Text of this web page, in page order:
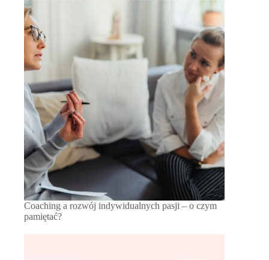
Coaching a rozwój indywidualnych pasji – o czym
pamiętać?